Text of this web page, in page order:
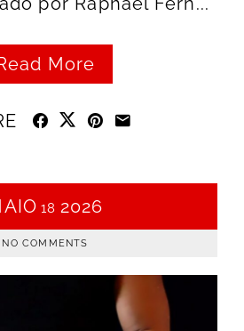
More
18 2026
NO COMMENTS